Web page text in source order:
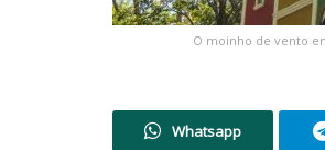
O moinho de vento
Whatsapp